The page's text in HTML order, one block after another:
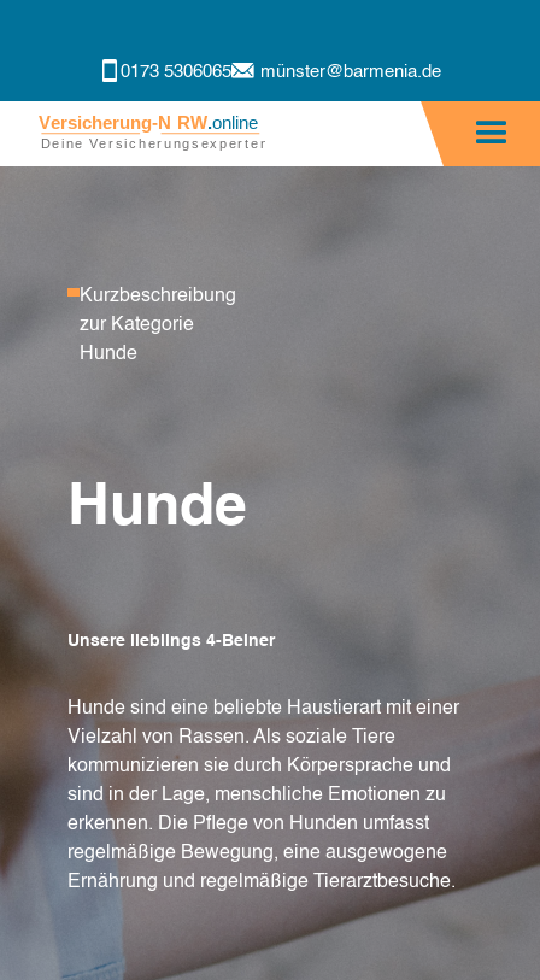
0173 5306065 münster@barmenia.de
Kurzbeschreibung
zur Kategorie
Hunde
Hunde
Unsere lieblings 4-Beiner
Hunde sind eine beliebte Haustierart mit einer
Vielzahl von Rassen. Als soziale Tiere
kommunizieren sie durch Körpersprache und
sind in der Lage, menschliche Emotionen zu
erkennen. Die Pflege von Hunden umfasst
regelmäßige Bewegung, eine ausgewogene
Ernährung und regelmäßige Tierarztbesuche.